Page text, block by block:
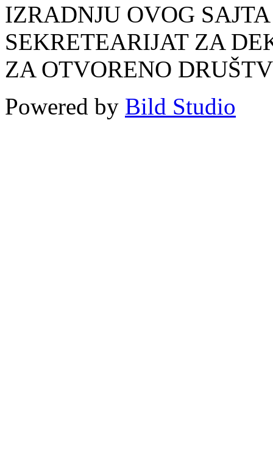
IZRADNJU OVOG
SEKRETEARIJAT ZA
ZA OTVORENO
Powered by Bild Studio